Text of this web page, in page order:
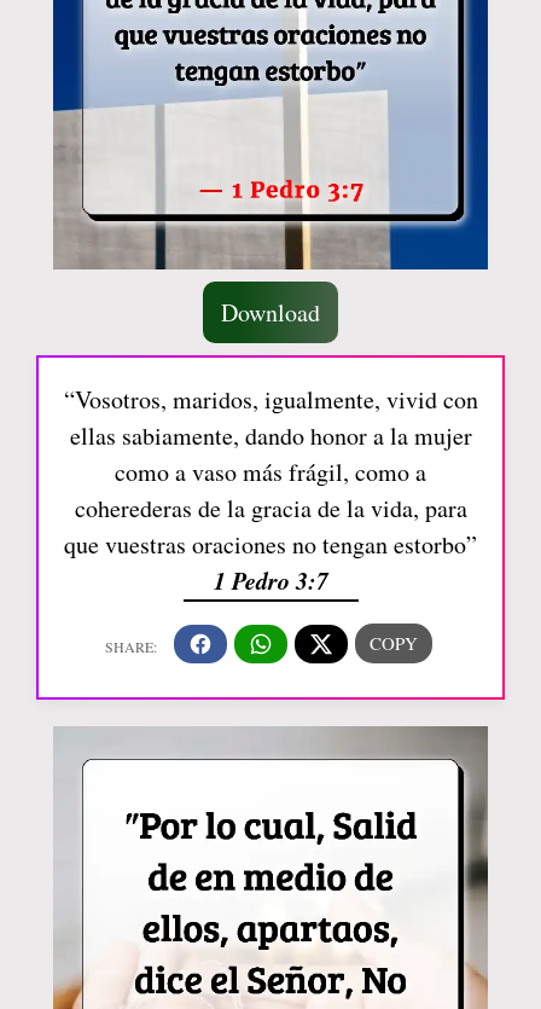
Download
“Vosotros, maridos, igualmente, vivid con
ellas sabiamente, dando honor a la mujer
como a vaso más frágil, como a
coherederas de la gracia de la vida, para
que vuestras oraciones no tengan estorbo”
1 Pedro 3:7